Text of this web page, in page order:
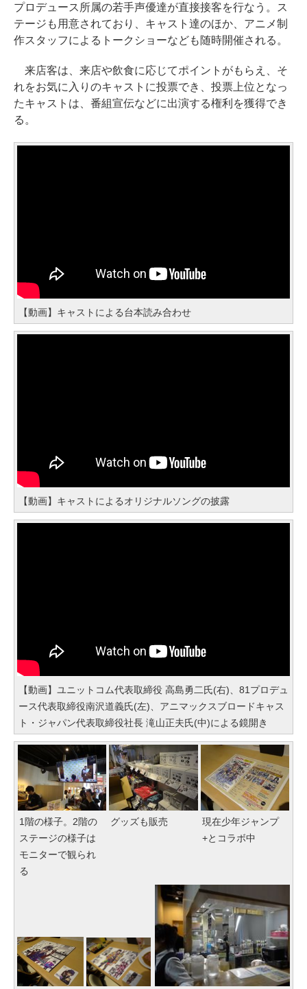
プロデュース所属の若手声優達が直接接客を行なう。ス
テージも用意されており、キャスト達のほか、アニメ制
作スタッフによるトークショーなども随時開催される。
来店客は、来店や飲食に応じてポイントがもらえ、そ
れをお気に入りのキャストに投票でき、投票上位となっ
たキャストは、番組宣伝などに出演する権利を獲得でき
る。
【動画】キャストによる台本読み合わせ
【動画】キャストによるオリジナルソングの披露
【動画】ユニットコム代表取締役 高島勇二氏(右)、81プロデュ
ース代表取締役南沢道義氏(左)、アニマックスブロードキャス
ト・ジャパン代表取締役社長 滝山正夫氏(中)による鏡開き
1階の様子。2階の
ステージの様子は
モニターで観られ
る
グッズも販売
現在少年ジャンプ
+とコラボ中